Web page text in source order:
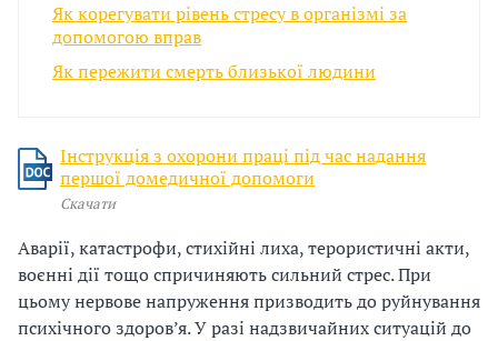
Як корегувати рівень стресу в організмі за
допомогою вправ
Як пережити смерть близької людини
Інструкція з охорони праці під час надання
першої домедичної допомоги
Скачати
Аварії, катастрофи, стихійні лиха, терористичні акти,
воєнні дії тощо спричиняють сильний стрес. При
цьому нервове напруження призводить до руйнування
психічного здоров’я. У разі надзвичайних ситуацій до
а
о
д